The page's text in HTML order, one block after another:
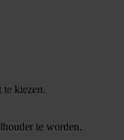
te kiezen.
te worden.